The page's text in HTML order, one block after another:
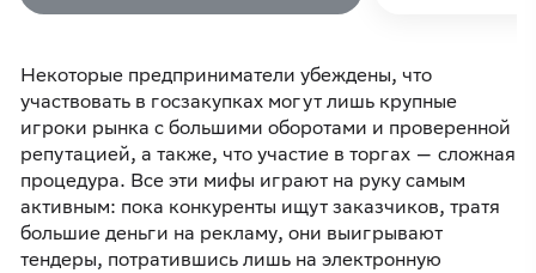
Некоторые предприниматели убеждены, что
участвовать в госзакупках могут лишь крупные
игроки рынка с большими оборотами и проверенной
репутацией, а также, что участие в торгах — сложная
процедура. Все эти мифы играют на руку самым
активным: пока конкуренты ищут заказчиков, тратя
большие деньги на рекламу, они выигрывают
тендеры, потратившись лишь на электронную